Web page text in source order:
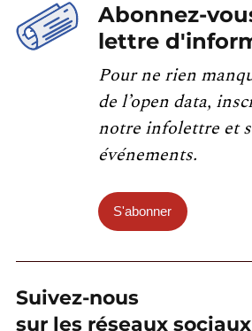
Abonnez-
lettre
Pour ne rien
de l’open data,
notre infolettre et
événements.
S'abonner
Suivez-nous
sur les réseaux sociaux